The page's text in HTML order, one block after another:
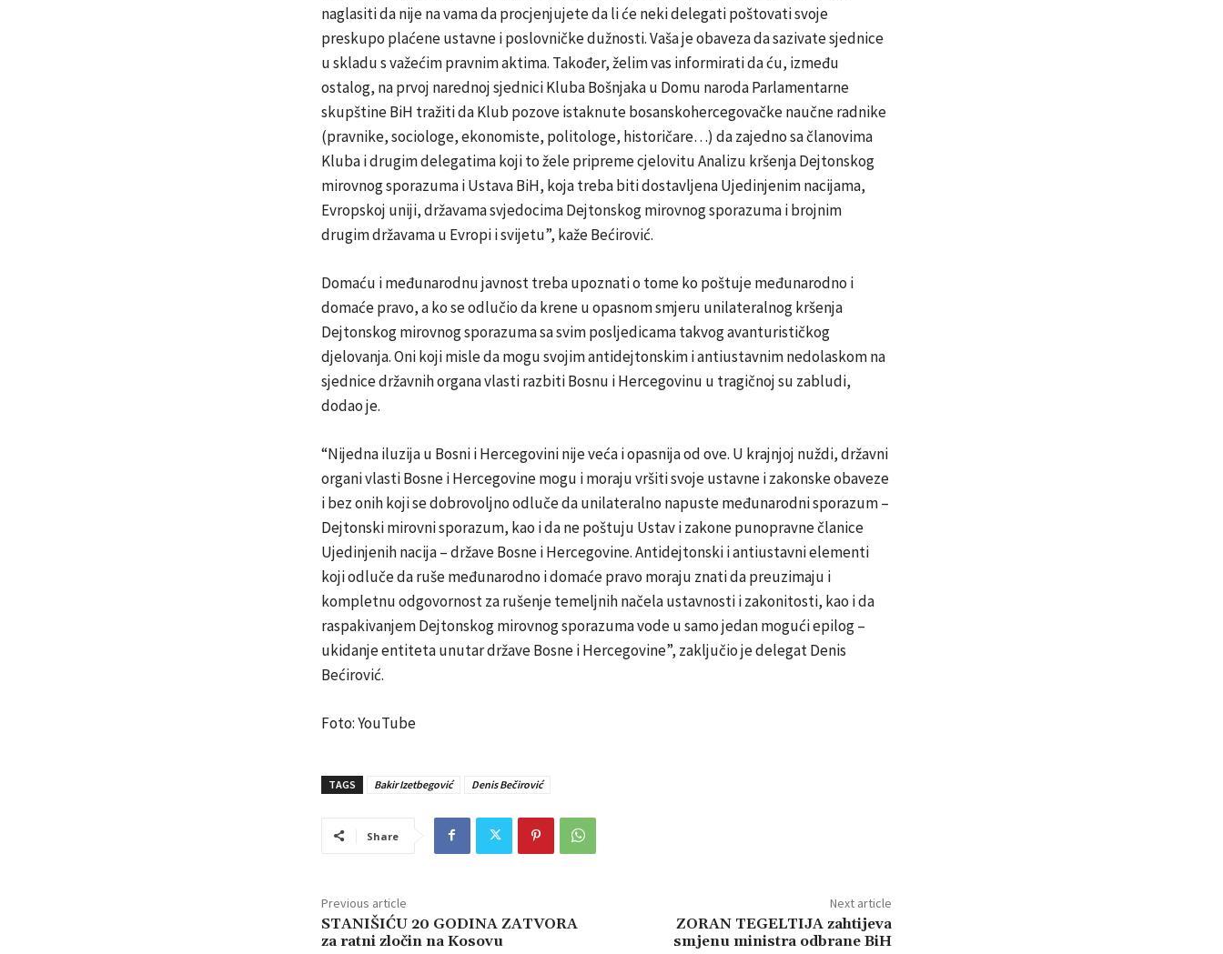
naglasiti da nije na vama da procjenjujete da li će neki delegati poštovati svoje
preskupo plaćene ustavne i poslovničke dužnosti. Vaša je obaveza da sazivate sjednice
u skladu s važećim pravnim aktima. Također, želim vas informirati da ću, između
ostalog, na prvoj narednoj sjednici Kluba Bošnjaka u Domu naroda Parlamentarne
skupštine BiH tražiti da Klub pozove istaknute bosanskohercegovačke naučne radnike
(pravnike, sociologe, ekonomiste, politologe, historičare…) da zajedno sa članovima
Kluba i drugim delegatima koji to žele pripreme cjelovitu Analizu kršenja Dejtonskog
mirovnog sporazuma i Ustava BiH, koja treba biti dostavljena Ujedinjenim nacijama,
Evropskoj uniji, državama svjedocima Dejtonskog mirovnog sporazuma i brojnim
drugim državama u Evropi i svijetu”, kaže Bećirović.
Domaću i međunarodnu javnost treba upoznati o tome ko poštuje međunarodno i
domaće pravo, a ko se odlučio da krene u opasnom smjeru unilateralnog kršenja
Dejtonskog mirovnog sporazuma sa svim posljedicama takvog avanturističkog
djelovanja. Oni koji misle da mogu svojim antidejtonskim i antiustavnim nedolaskom na
sjednice državnih organa vlasti razbiti Bosnu i Hercegovinu u tragičnoj su zabludi,
dodao je.
“Nijedna iluzija u Bosni i Hercegovini nije veća i opasnija od ove. U krajnjoj nuždi, državni
organi vlasti Bosne i Hercegovine mogu i moraju vršiti svoje ustavne i zakonske obaveze
i bez onih koji se dobrovoljno odluče da unilateralno napuste međunarodni sporazum –
Dejtonski mirovni sporazum, kao i da ne poštuju Ustav i zakone punopravne članice
Ujedinjenih nacija – države Bosne i Hercegovine. Antidejtonski i antiustavni elementi
koji odluče da ruše međunarodno i domaće pravo moraju znati da preuzimaju i
kompletnu odgovornost za rušenje temeljnih načela ustavnosti i zakonitosti, kao i da
raspakivanjem Dejtonskog mirovnog sporazuma vode u samo jedan mogući epilog –
ukidanje entiteta unutar države Bosne i Hercegovine”, zaključio je delegat Denis
Bećirović.
Foto: YouTube
TAGS Bakir Izetbegović Denis Bečirović
Share
Previous article
STANIŠIĆU 20 GODINA ZATVORA
za ratni zločin na Kosovu
Next article
ZORAN TEGELTIJA zahtijeva
smjenu ministra odbrane BiH